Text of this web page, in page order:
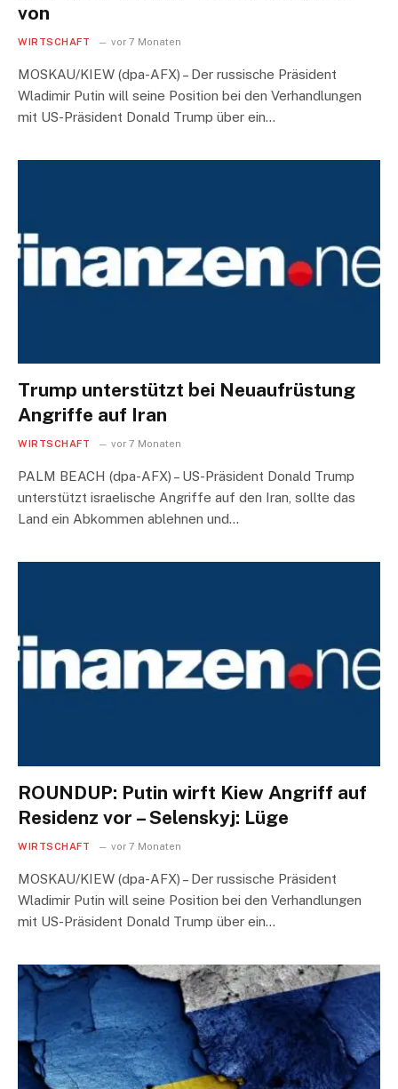
von
WIRTSCHAFT vor 7 Monaten
MOSKAU/KIEW (dpa-AFX) – Der russische Präsident
Wladimir Putin will seine Position bei den Verhandlungen
mit US-Präsident Donald Trump über ein…
Trump unterstützt bei Neuaufrüstung
Angriffe auf Iran
WIRTSCHAFT vor 7 Monaten
PALM BEACH (dpa-AFX) – US-Präsident Donald Trump
unterstützt israelische Angriffe auf den Iran, sollte das
Land ein Abkommen ablehnen und…
ROUNDUP: Putin wirft Kiew Angriff auf
Residenz vor – Selenskyj: Lüge
WIRTSCHAFT vor 7 Monaten
MOSKAU/KIEW (dpa-AFX) – Der russische Präsident
Wladimir Putin will seine Position bei den Verhandlungen
mit US-Präsident Donald Trump über ein…